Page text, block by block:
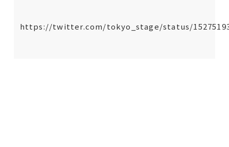
https://twitter.com/tokyo_stage/status/